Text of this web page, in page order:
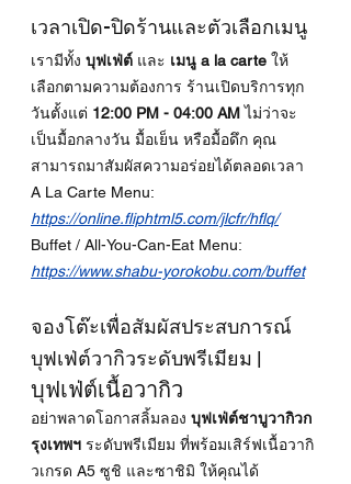
เวลาเปิด-ปิดร้านและตัวเลือกเมนู
เรามีทั้ง บุฟเฟ่ต์ และ เมนู a la carte ให้
เลือกตามความต้องการ ร้านเปิดบริการทุก
วันตั้งแต่ 12:00 PM - 04:00 AM ไม่ว่าจะ
เป็นมื้อกลางวัน มื้อเย็น หรือมื้อดึก คุณ
สามารถมาสัมผัสความอร่อยได้ตลอดเวลา
A La Carte Menu:
https://online.fliphtml5.com/jlcfr/hflq/
Buffet / All-You-Can-Eat Menu:
https://www.shabu-yorokobu.com/buffet
จองโต๊ะเพื่อสัมผัสประสบการณ์
บุฟเฟ่ต์วากิวระดับพรีเมียม |
บุฟเฟ่ต์เนื้อวากิว
อย่าพลาดโอกาสลิ้มลอง บุฟเฟ่ต์ชาบูวากิวก
รุงเทพฯ ระดับพรีเมียม ที่พร้อมเสิร์ฟเนื้อวากิ
วเกรด A5 ซูชิ และซาชิมิ ให้คุณได้